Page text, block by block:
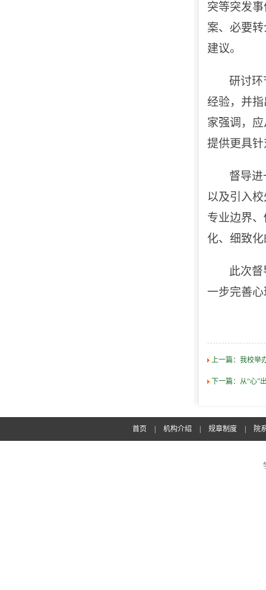
突等突发
案、必要转
建议。
研讨环
经验，并
家强调，
提供更具
督导
以及引入
专业边界
化、细致
此次
一步完善
上一篇： 我校举
下一篇： 从“心”
首页 机构介绍 规章制度 院